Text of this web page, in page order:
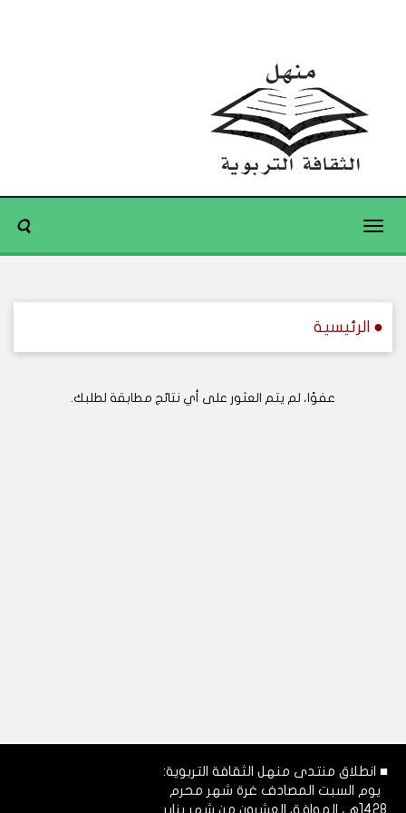
Toggle
● الرئيسية
عفوًا، لم يتم العثور على أي نتائج مطابقة لطلبك.
■ انطلاق منتدى منهل الثقافة التربوية:
يوم السبت المصادف غرة شهر محرم
1428هـ، الموافق العشرون من شهر يناير